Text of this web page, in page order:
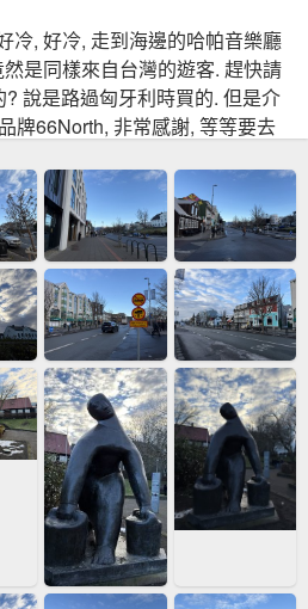
冷, 好冷, 走到海邊的哈帕音樂廳
是同樣來自台灣的遊客. 趕快請
? 說是路過匈牙利時買的. 但是介
牌66North, 非常感謝, 等等要去